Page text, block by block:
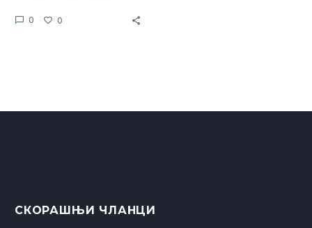
изменама и допунама
0 0
СКОРАШЊИ ЧЛАНЦИ